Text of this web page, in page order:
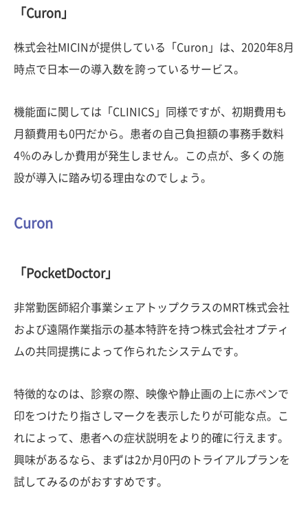
「Curon」
株式会社MICINが提供している「Curon」は、2020年8月
時点で日本一の導入数を誇っているサービス。
機能面に関しては「CLINICS」同様ですが、初期費用も
月額費用も0円だから。患者の自己負担額の事務手数料
4％のみしか費用が発生しません。この点が、多くの施
設が導入に踏み切る理由なのでしょう。
Curon
「PocketDoctor」
非常勤医師紹介事業シェアトップクラスのMRT株式会社
および遠隔作業指示の基本特許を持つ株式会社オプティ
ムの共同提携によって作られたシステムです。
特徴的なのは、診察の際、映像や静止画の上に赤ペンで
印をつけたり指さしマークを表示したりが可能な点。こ
れによって、患者への症状説明をより的確に行えます。
興味があるなら、まずは2か月0円のトライアルプランを
試してみるのがおすすめです。